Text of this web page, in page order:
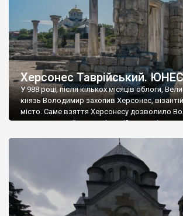
Херсонес Таврійський.
У 988 році, після кількох місяців облоги,
князь Володимир захопив Херсонес,
місто. Саме взяття Херсонесу дозволило
диктувати свої умови візантійському
Херсонесі Володимир-язичник, став
А потім було Хрещення Русі. На честь